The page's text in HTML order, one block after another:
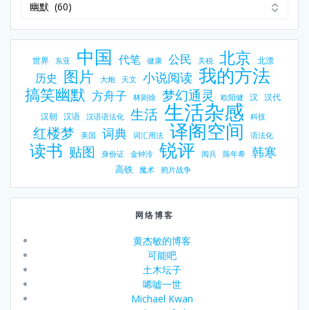
世界 东亚 中国 代笔 健康 公民 关税 北京 北漂
历史 图片 大炮 天文 小说阅读 我的方法
搞笑幽默 方舟子 林则徐 梦幻通灵 欧阳健 汉 汉代
汉朝 汉语 汉语语法化 生活 生活杂感 科技
红楼梦 美国 词典 词汇用法 译阁空间 语法化
读书 贴图 身份证 金钟泠 锐评 阅兵 陈年希 韩寒
高铁 魔术 鸦片战争
网络博客
黄杰敏的博客
可能吧
土木坛子
唏嘘一世
Michael Kwan